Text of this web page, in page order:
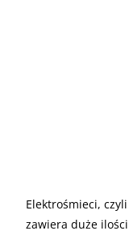
Elektrośmieci,
zawiera duże